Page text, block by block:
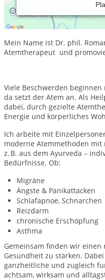
Heilung beginnt mit deinem
Mein Name ist Dr. phil.
Atemtherapeut und
Viele Beschwerden
da setzt der Atem an. Als
dabei, durch gezielte
Energie und körperliches
Ich arbeite mit
moderne Atemmethoden
z. B. aus dem Ayurveda –
Bedürfnisse. Ob:
Migräne
Ängste & Panikattacken
Schlafapnoe, Schnarchen
Reizdarm
chronische Erschöpfung
Asthma
Gemeinsam finden wir einen
Gesundheit zu stärken.
ganzheitliche und zugleich
achtsam, wirksam und